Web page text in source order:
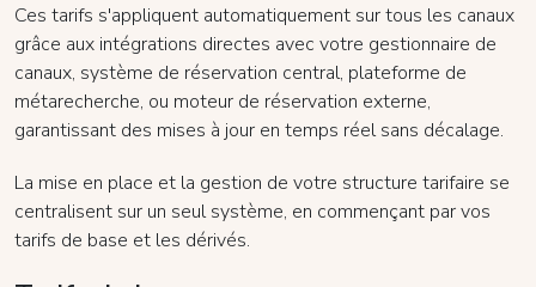
Ces tarifs s'appliquent automatiquement sur tous les canaux
grâce aux intégrations directes avec votre gestionnaire de
canaux, système de réservation central, plateforme de
métarecherche, ou moteur de réservation externe,
garantissant des mises à jour en temps réel sans décalage.
La mise en place et la gestion de votre structure tarifaire se
centralisent sur un seul système, en commençant par vos
tarifs de base et les dérivés.